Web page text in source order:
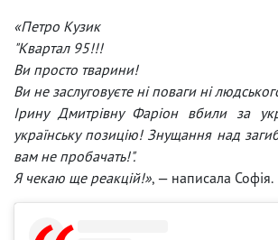
«Петро Кузик
"Квартал 95!!!
Ви просто тварини!
Ви не заслуговуєте ні поваги ні
Ірину Дмитрівну Фаріон вбили за
українську позицію! Знущання над
вам не пробачать!".
Я чекаю ще реакцій!», — написала Софія.